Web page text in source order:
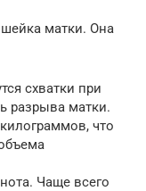
матки. Она
схватки при
разрыва матки.
что
Чаще всего